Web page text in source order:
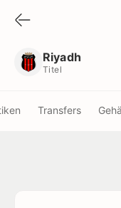
Riyadh
Titel
Transfers